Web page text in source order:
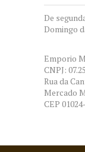
De
Domingo
Emporio
CNPJ:
Rua da
Mercado
CEP